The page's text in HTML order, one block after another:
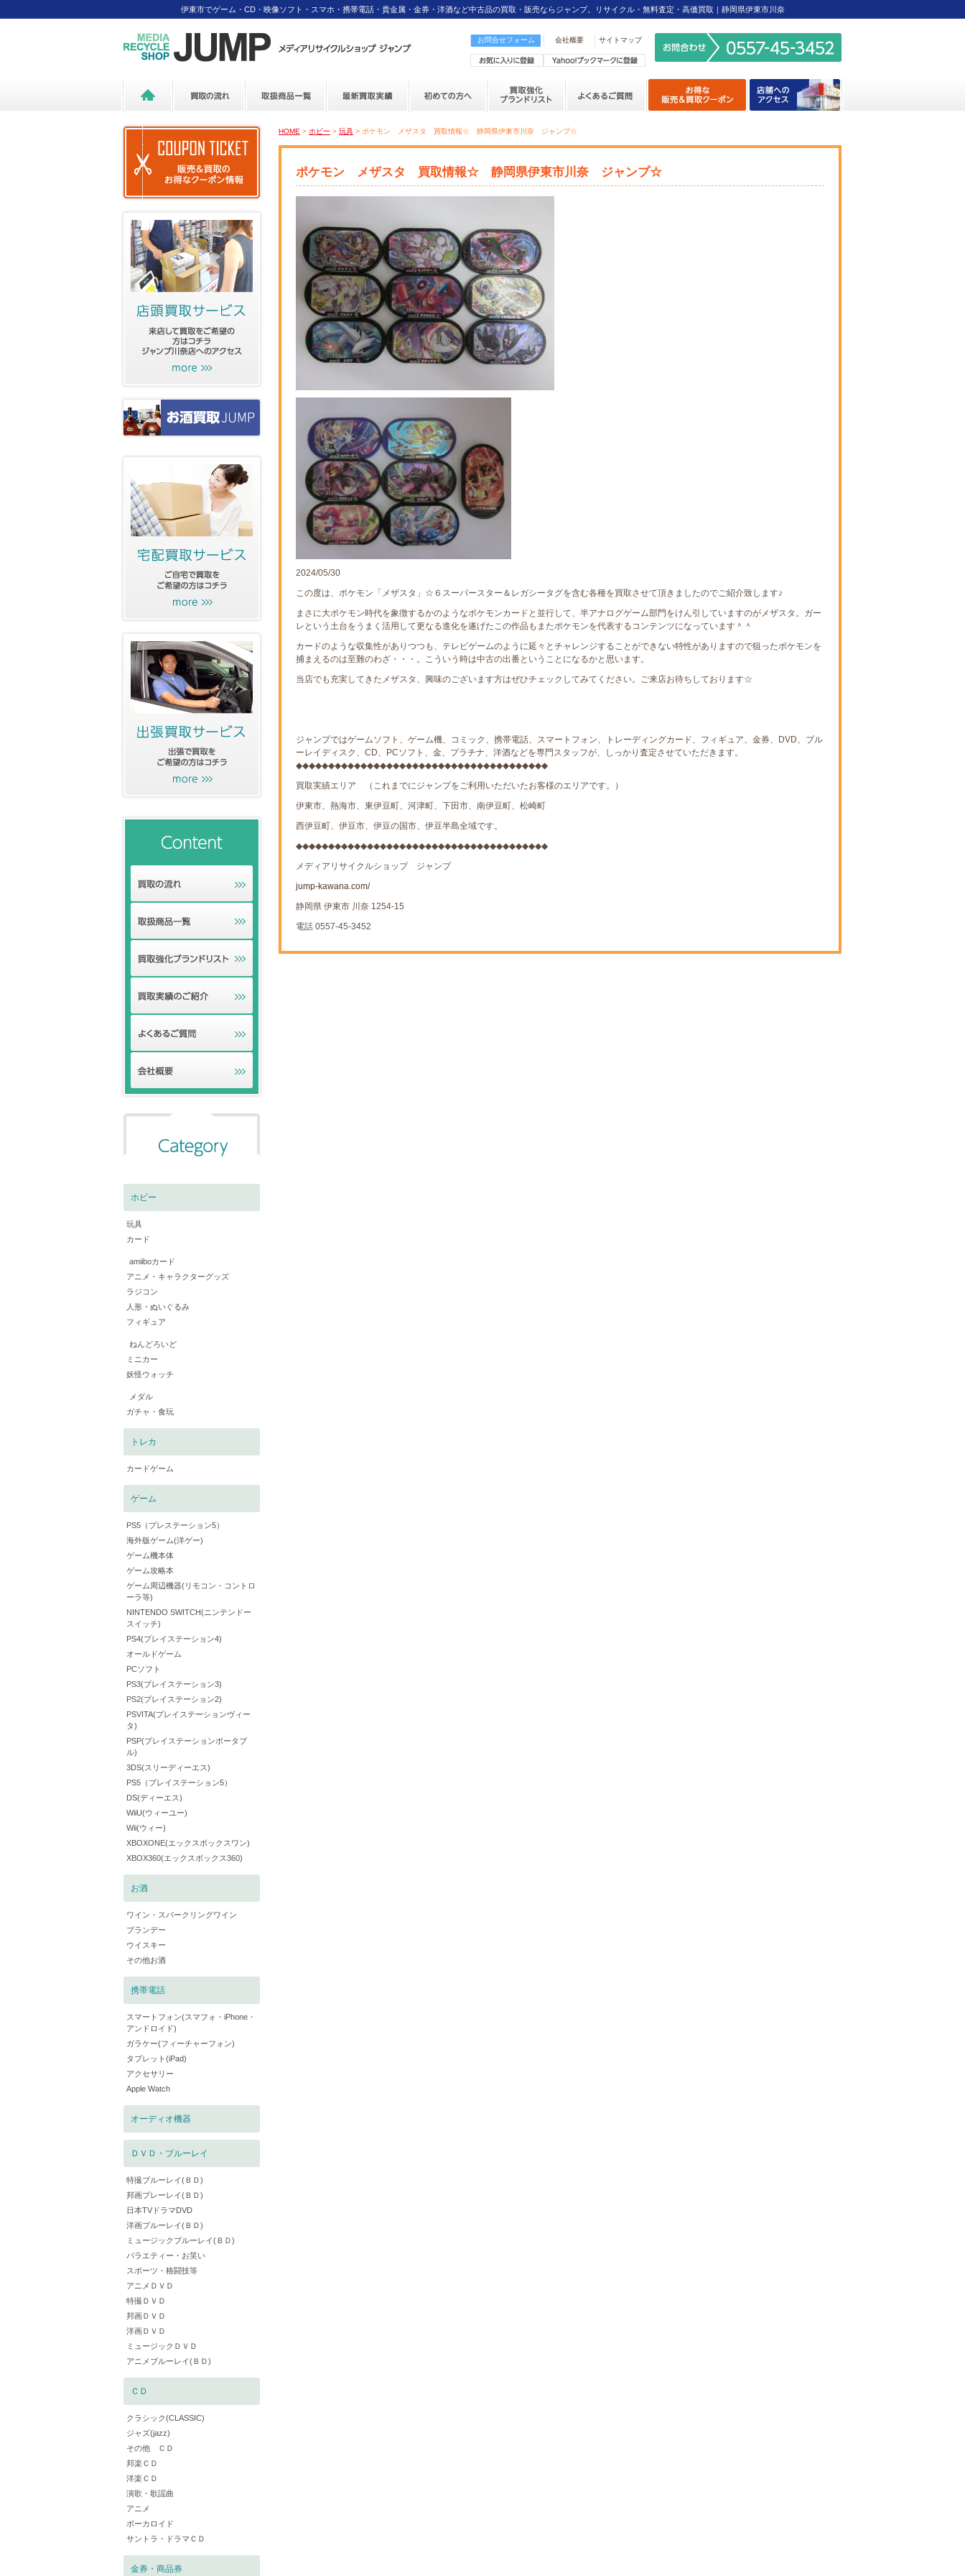
伊東市でゲーム・CD・映像ソフト・スマホ・携帯電話・貴金属・金券・洋酒など中古品の買取・販売ならジャンプ。リサイクル・無料査定・高価買取｜静岡県伊東市川奈
お問合せフォーム 会社概要 サイトマップ
HOME > ホビー > 玩具 > ポケモン メザスタ 買取情報☆ 静岡県伊東市川奈 ジャンプ☆
ポケモン メザスタ 買取情報☆ 静岡県伊東市川奈 ジャンプ☆
2024/05/30
この度は、ポケモン「メザスタ」☆６スーパースター＆レガシータグを含む各種を買取させて頂きましたのでご紹介致します♪
まさに大ポケモン時代を象徴するかのようなポケモンカードと並行して、半アナログゲーム部門をけん引していますのがメザスタ。ガー
レという土台をうまく活用して更なる進化を遂げたこの作品もまたポケモンを代表するコンテンツになっています＾＾
カードのような収集性がありつつも、テレビゲームのように延々とチャレンジすることができない特性がありますので狙ったポケモンを
捕まえるのは至難のわざ・・・。こういう時は中古の出番ということになるかと思います。
当店でも充実してきたメザスタ、興味のございます方はぜひチェックしてみてください。ご来店お待ちしております☆
ジャンプではゲームソフト、ゲーム機、コミック、携帯電話、スマートフォン、トレーディングカード、フィギュア、金券、DVD、ブル
ーレイディスク、CD、PCソフト、金、プラチナ、洋酒などを専門スタッフが、しっかり査定させていただきます。
◆◆◆◆◆◆◆◆◆◆◆◆◆◆◆◆◆◆◆◆◆◆◆◆◆◆◆◆◆◆◆◆◆◆◆◆◆◆◆
買取実績エリア （これまでにジャンプをご利用いただいたお客様のエリアです。）
伊東市、熱海市、東伊豆町、河津町、下田市、南伊豆町、松崎町
西伊豆町、伊豆市、伊豆の国市、伊豆半島全域です。
◆◆◆◆◆◆◆◆◆◆◆◆◆◆◆◆◆◆◆◆◆◆◆◆◆◆◆◆◆◆◆◆◆◆◆◆◆◆◆
メディアリサイクルショップ ジャンプ
jump-kawana.com/
静岡県 伊東市 川奈 1254-15
電話 0557-45-3452
ホビー
玩具
カード
amiiboカード
アニメ・キャラクターグッズ
ラジコン
人形・ぬいぐるみ
フィギュア
ねんどろいど
ミニカー
妖怪ウォッチ
メダル
ガチャ・食玩
トレカ
カードゲーム
ゲーム
PS5（プレステーション5）
海外版ゲーム(洋ゲー)
ゲーム機本体
ゲーム攻略本
ゲーム周辺機器(リモコン・コントロ
ーラ等)
NINTENDO SWITCH(ニンテンドー
スイッチ)
PS4(プレイステーション4)
オールドゲーム
PCソフト
PS3(プレイステーション3)
PS2(プレイステーション2)
PSVITA(プレイステーションヴィー
タ)
PSP(プレイステーションポータブ
ル)
3DS(スリーディーエス)
PS5（プレイステーション5）
DS(ディーエス)
WiiU(ウィーユー)
Wii(ウィー)
XBOXONE(エックスボックスワン)
XBOX360(エックスボックス360)
お酒
ワイン・スパークリングワイン
ブランデー
ウイスキー
その他お酒
携帯電話
スマートフォン(スマフォ・iPhone・
アンドロイド)
ガラケー(フィーチャーフォン)
タブレット(iPad)
アクセサリー
Apple Watch
オーディオ機器
ＤＶＤ・ブルーレイ
特撮ブルーレイ(ＢＤ)
邦画ブレーレイ(ＢＤ)
日本TVドラマDVD
洋画ブルーレイ(ＢＤ)
ミュージックブルーレイ(ＢＤ)
バラエティー・お笑い
スポーツ・格闘技等
アニメＤＶＤ
特撮ＤＶＤ
邦画ＤＶＤ
洋画ＤＶＤ
ミュージックＤＶＤ
アニメブルーレイ(ＢＤ)
ＣＤ
クラシック(CLASSIC)
ジャズ(jazz)
その他 ＣＤ
邦楽ＣＤ
洋楽ＣＤ
演歌・歌謡曲
アニメ
ボーカロイド
サントラ・ドラマＣＤ
金券・商品券